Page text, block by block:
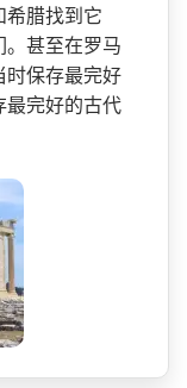
希腊找到它
。甚至­在罗马
时保存最完­好
最完好的古代